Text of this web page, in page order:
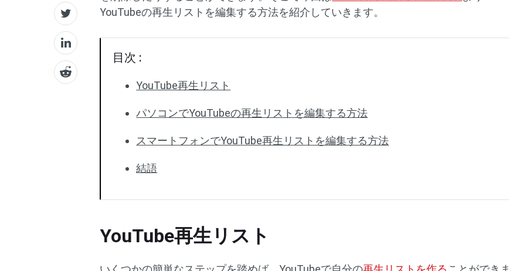
YouTubeの再生リストを編集する方法を紹介していきます。
目次 :
YouTube再生リスト
パソコンでYouTubeの再生リストを編集する方法
スマートフォンでYouTube再生リストを編集する方法
結語
YouTube再生リスト